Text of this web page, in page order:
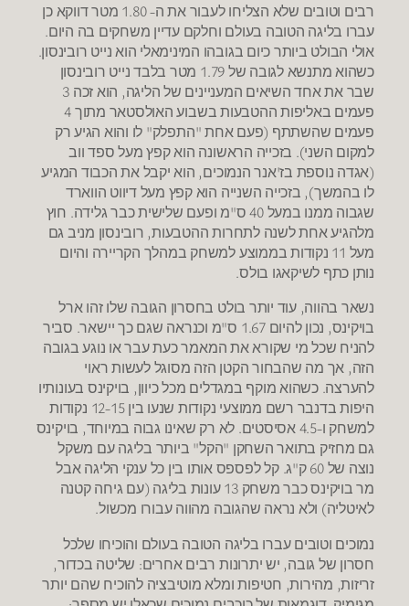
רבים וטובים שלא הצליחו לעבור את ה- 1.80 מטר דווקא כן
עברו בליגה הטובה בעולם וחלקם עדיין משחקים בה היום.
אולי הבולט ביותר כיום בגובהו המינימאלי הוא נייט רובינסון.
כשהוא מתנשא לגובה של 1.79 מטר בלבד נייט רובינסון
שבר את אחד השיאים המעניינים של הליגה, הוא זכה 3
פעמים באליפות ההטבעות בשבוע האולסטאר מתוך 4
פעמים שהשתתף (פעם אחת "התפלק" לו והוא הגיע רק
למקום השני). בזכייה הראשונה הוא קפץ מעל ספד ווב
(אגדה נוספת בז'אנר הנמוכים, הוא יקבל את הכבוד המגיע
לו בהמשך), בזכייה השנייה הוא קפץ מעל דיווט הווארד
שגבוה ממנו במעל 40 ס"מ ופעם שלישית כבר גלידה. חוץ
מלהגיע אחת לשנה לתחרות ההטבעות, רובינסון מניב גם
מעל 11 נקודות בממוצע למשחק במהלך הקריירה והיום
נותן כתף לשיקאגו בולס.
נשאר בהווה, עוד יותר בולט בחסרון הגובה שלו זהו ארל
בויקינס, נכון להיום 1.67 ס"מ וכנראה שגם כך יישאר. סביר
להניח שכל מי שקורא את המאמר כעת עבר או נוגע בגובה
הזה, אך מה שהבחור הקטן הזה מסוגל לעשות ראוי
להערצה. כשהוא מוקף במגדלים מכל כיוון, בויקינס בעונותיו
היפות בדנבר רשם ממוצעי נקודות שנעו בין 12-15 נקודות
למשחק ו-4.5 אסיסטים. לא רק שאינו גבוה במיוחד, בויקינס
גם מחזיק בתואר השחקן "הקל" ביותר בליגה עם משקל
נוצה של 60 ק"ג. קל לפספס אותו בין כל ענקי הליגה אבל
מר בויקינס כבר משחק 13 עונות בליגה (עם גיחה קטנה
לאיטליה) ולא נראה שהגובה מהווה עבורו מכשול.
נמוכים וטובים עברו בליגה הטובה בעולם והוכיחו שלכל
חסרון של גובה, יש יתרונות רבים אחרים: שליטה בכדור,
זריזות, מהירות, חטיפות ומלא מוטיבציה להוכיח שהם יותר